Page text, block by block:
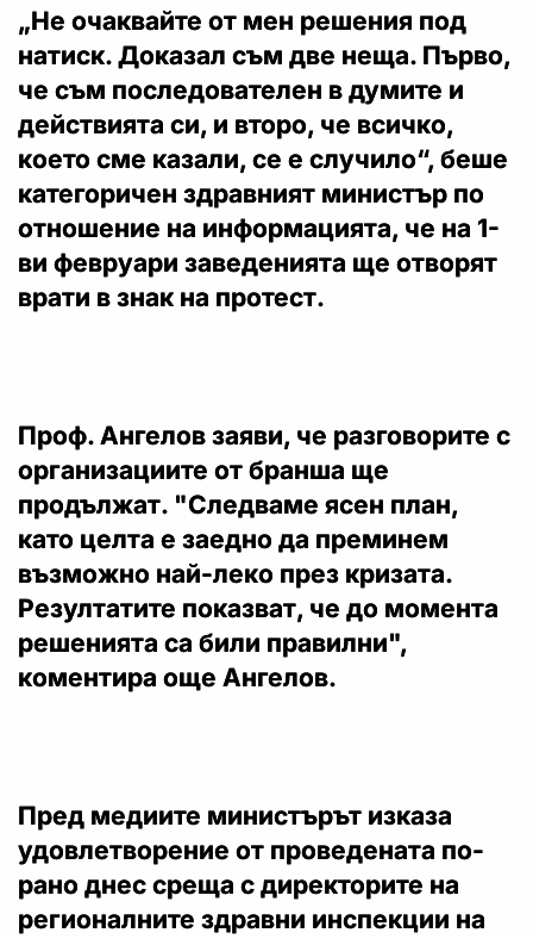
„Не очаквайте от мен решения под
натиск. Доказал съм две неща. Първо,
че съм последователен в думите и
действията си, и второ, че всичко,
което сме казали, се е случило“, беше
категоричен здравният министър по
отношение на информацията, че на 1-
ви февруари заведенията ще отворят
врати в знак на протест.
Проф. Ангелов заяви, че разговорите с
организациите от бранша ще
продължат. "Следваме ясен план,
като целта е заедно да преминем
възможно най-леко през кризата.
Резултатите показват, че до момента
решенията са били правилни",
коментира още Ангелов.
Пред медиите министърът изказа
удовлетворение от проведената по-
рано днес среща с директорите на
регионалните здравни инспекции на